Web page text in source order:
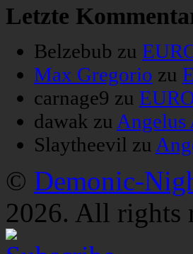
Letzte
Belzebub zu
Max Gregorio zu
carnage9 zu
dawak zu
Slaytheevil zu
© Demonic-
2026. All rights